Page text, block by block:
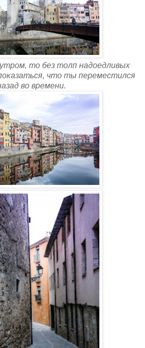
то без толп надоедливых
что ты переместился
во времени.